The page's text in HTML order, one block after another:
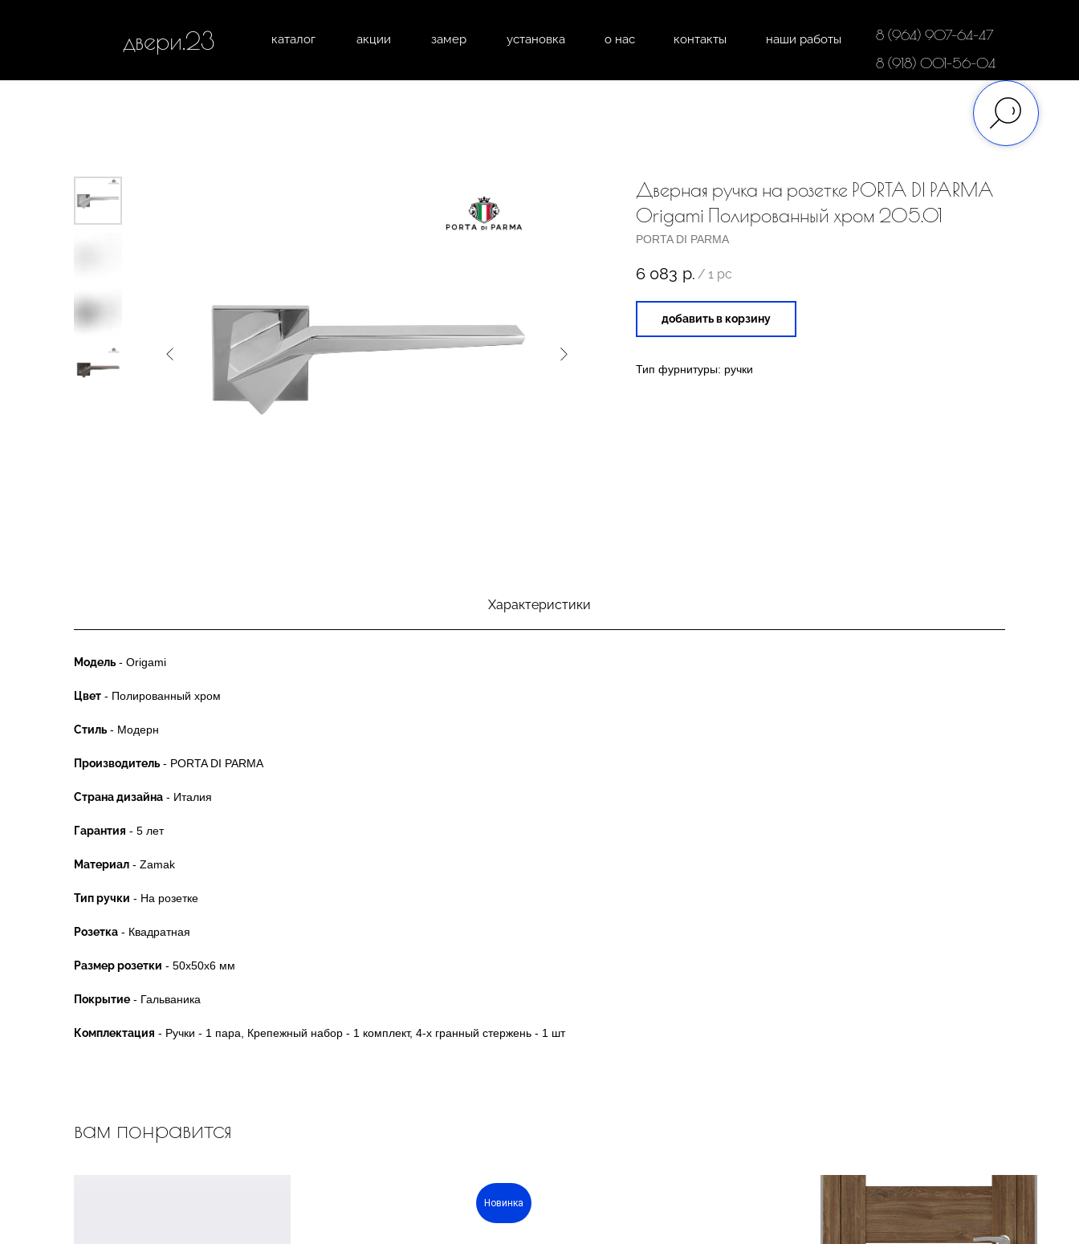
напольные покрытия
каталог контакты
о нас
установка
акции замер
двери.23
8 (918) 001-56-04
наши работы 8 (964) 907-64-47
Дверная ручка на розетке PORTA DI PARMA
Origami Полированный хром 205.01
PORTA DI PARMA
6 083 р. / 1 pc
добавить в корзину
Тип фурнитуры: ручки
Характеристики
Модель - Origami
Цвет - Полированный хром
Стиль - Модерн
Производитель - PORTA DI PARMA
Страна дизайна - Италия
Гарантия - 5 лет
Материал - Zamak
Тип ручки - На розетке
Розетка - Квадратная
Размер розетки - 50x50x6 мм
Покрытие - Гальваника
Комплектация - Ручки - 1 пара, Крепежный набор - 1 комплект, 4-х гранный стержень - 1 шт
вам понравится
Новинка